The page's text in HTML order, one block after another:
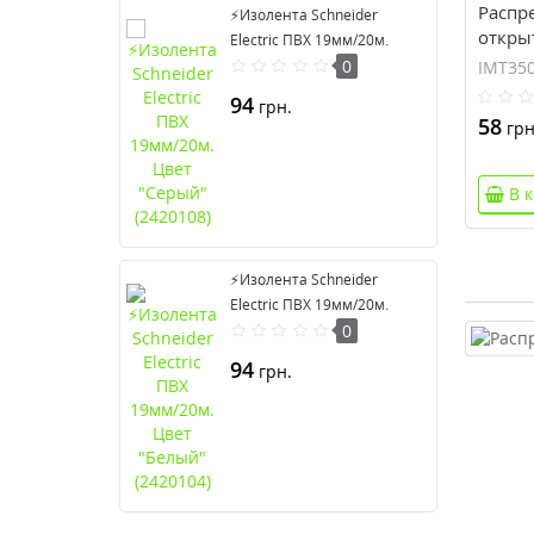
⚡Изолента Schneider
Electric ПВХ 19мм/20м.
Цвет "Серый" (2420108)
0
94 грн.
⚡Изолента Schneider
Electric ПВХ 19мм/20м.
Цвет "Белый" (2420104)
0
94 грн.
58
В